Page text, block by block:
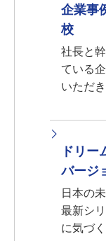
企業事
校
社長と
ている
いただき
ドリー
バージ
日本の
最新シ
に気づ